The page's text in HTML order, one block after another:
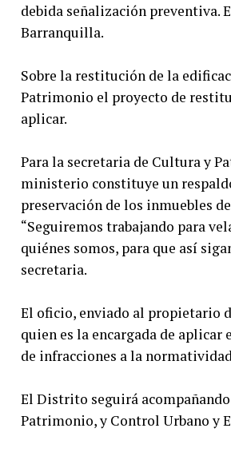
debida señalización preventiva.
Barranquilla.
Sobre la restitución de la
Patrimonio el proyecto de
aplicar.
Para la secretaria de Cultura y
ministerio constituye un
preservación de los inmuebles
“Seguiremos trabajando para
quiénes somos, para que así
secretaria.
El oficio, enviado al propietario
quien es la encargada de
de infracciones a la
El Distrito seguirá
Patrimonio, y Control Urbano y